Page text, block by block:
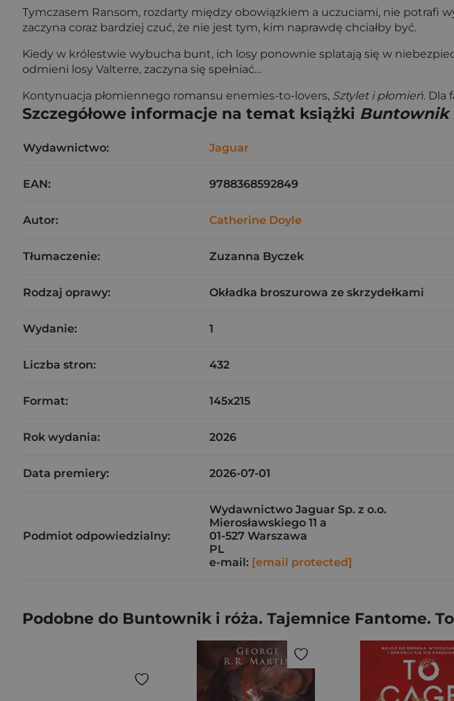
Tymczasem Ransom, rozdarty między obowiązkiem a uczuciami, nie potrafi
zaczyna coraz bardziej czuć, że nie jest tym, kim naprawdę chciałby być.
Kiedy w królestwie wybucha bunt, ich losy ponownie splatają się w
odmieni losy Valterre, zaczyna się spełniać…
Kontynuacja płomiennego romansu enemies-to-lovers, Sztylet i płomień. Dla
Szczegółowe informacje na temat książki Buntownik
Wydawnictwo: Jaguar
EAN: 9788368592849
Autor: Catherine Doyle
Tłumaczenie: Zuzanna Byczek
Rodzaj oprawy: Okładka broszurowa ze skrzydełkami
Wydanie: 1
Liczba stron: 432
Format: 145x215
Rok wydania: 2026
Data premiery: 2026-07-01
Podmiot odpowiedzialny:
Wydawnictwo Jaguar Sp. z o.o.
Mierosławskiego 11 a
01-527 Warszawa
PL
e-mail: [email protected]
Podobne do Buntownik i róża. Tajemnice Fantome.